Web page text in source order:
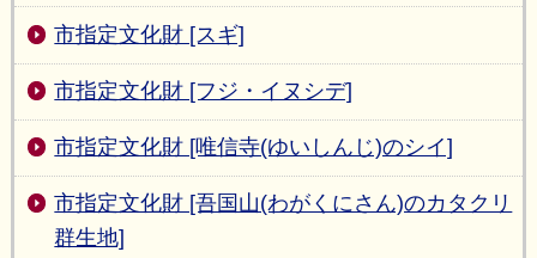
市指定文化財 [スギ]
市指定文化財 [フジ・イヌシデ]
市指定文化財 [唯信寺(ゆいしんじ)のシイ]
市指定文化財 [吾国山(わがくにさん)のカタクリ
群生地]